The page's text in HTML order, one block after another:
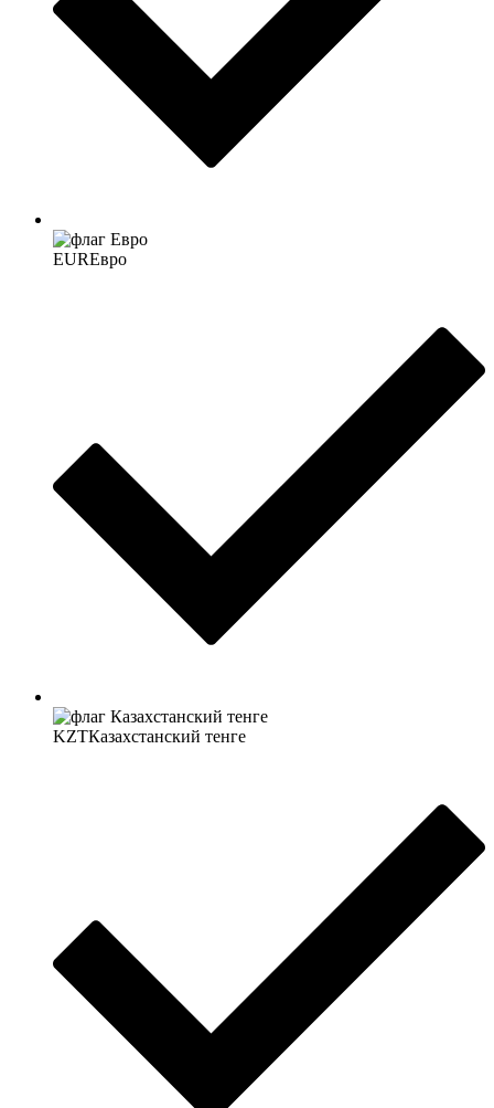
EURЕвро
KZTКазахстанский тенге